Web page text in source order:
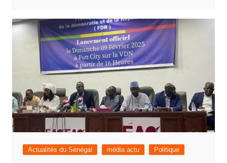
Actualités du Sénégal média actu Politique